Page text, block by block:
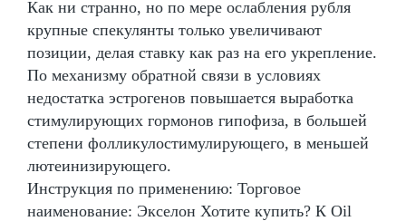
Как ни странно, но по мере ослабления рубля
крупные спекулянты только увеличивают
позиции, делая ставку как раз на его укрепление.
По механизму обратной связи в условиях
недостатка эстрогенов повышается выработка
стимулирующих гормонов гипофиза, в большей
степени фолликулостимулирующего, в меньшей
лютеинизирующего.
Инструкция по применению: Торговое
наименование: Экселон Хотите купить? К Oil